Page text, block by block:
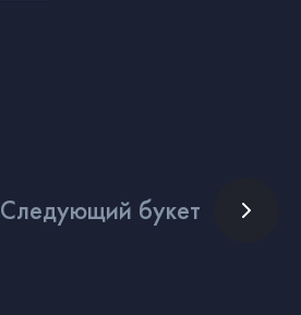
Следующий букет